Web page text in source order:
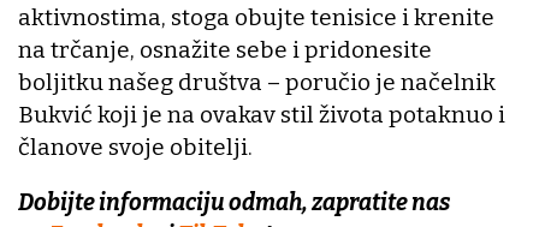
aktivnostima, stoga obujte tenisice i krenite
na trčanje, osnažite sebe i pridonesite
boljitku našeg društva – poručio je načelnik
Bukvić koji je na ovakav stil života potaknuo i
članove svoje obitelji.
Dobijte informaciju odmah, zapratite nas